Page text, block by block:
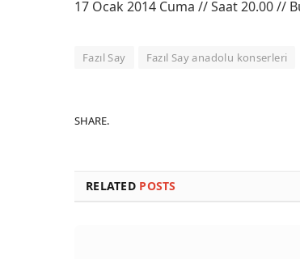
17 Ocak 2014 Cuma // Saat 20.00
Fazıl Say Fazıl Say anadolu konserleri
SHARE.
RELATED POSTS